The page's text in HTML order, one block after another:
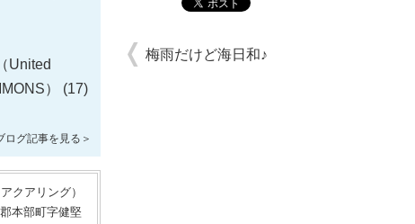
United
）
(17)
ログ記事を見る＞
クアリング）
本部町字健堅
梅雨だけど海日和♪